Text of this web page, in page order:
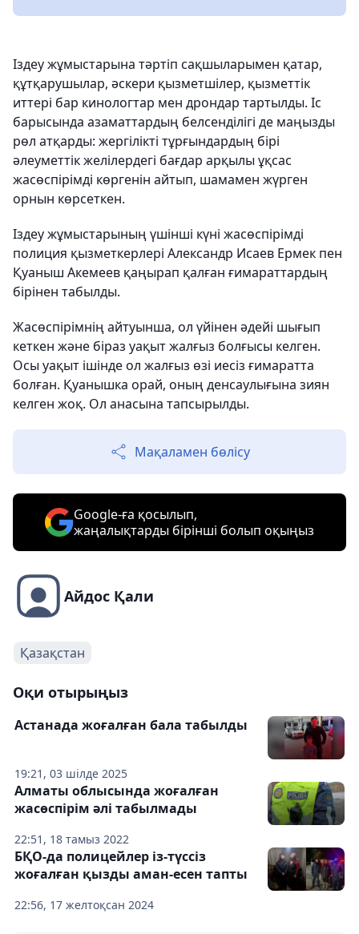
Іздеу жұмыстарына тәртіп сақшыларымен қатар,
құтқарушылар, әскери қызметшілер, қызметтік
иттері бар кинологтар мен дрондар тартылды. Іс
барысында азаматтардың белсенділігі де маңызды
рөл атқарды: жергілікті тұрғындардың бірі
әлеуметтік желілердегі бағдар арқылы ұқсас
жасөспірімді көргенін айтып, шамамен жүрген
орнын көрсеткен.
Іздеу жұмыстарының үшінші күні жасөспірімді
полиция қызметкерлері Александр Исаев Ермек пен
Қуаныш Акемеев қаңырап қалған ғимараттардың
бірінен табылды.
Жасөспірімнің айтуынша, ол үйінен әдейі шығып
кеткен және біраз уақыт жалғыз болғысы келген.
Осы уақыт ішінде ол жалғыз өзі иесіз ғимаратта
болған. Қуанышка орай, оның денсаулығына зиян
келген жоқ. Ол анасына тапсырылды.
Мақаламен бөлісу
Google-ға қосылып,
жаңалықтарды бірінші болып оқыңыз
Айдос Қали
Қазақстан
Оқи отырыңыз
19:21, 03 шілде 2025
Астанада жоғалған бала табылды
22:51, 18 тамыз 2022
Алматы облысында жоғалған
жасөспірім әлі табылмады
22:56, 17 желтоқсан 2024
БҚО-да полицейлер із-түссіз
жоғалған қызды аман-есен тапты